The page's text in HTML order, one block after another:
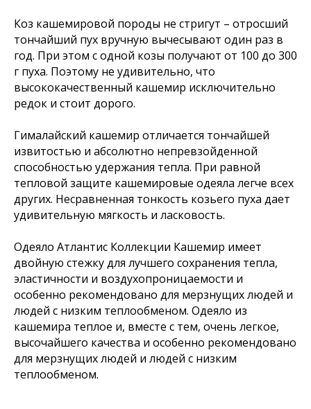
Коз кашемировой породы не стригут – отросший
тончайший пух вручную вычесывают один раз в
год. При этом с одной козы получают от 100 до 300
г пуха. Поэтому не удивительно, что
высококачественный кашемир исключительно
редок и стоит дорого.
Гималайский кашемир отличается тончайшей
извитостью и абсолютно непревзойденной
способностью удержания тепла. При равной
тепловой защите кашемировые одеяла легче всех
других. Несравненная тонкость козьего пуха дает
удивительную мягкость и ласковость.
Одеяло Атлантис Коллекции Кашемир имеет
двойную стежку для лучшего сохранения тепла,
эластичности и воздухопроницаемости и
особенно рекомендовано для мерзнущих людей и
людей с низким теплообменом. Одеяло из
кашемира теплое и, вместе с тем, очень легкое,
высочайшего качества и особенно рекомендовано
для мерзнущих людей и людей с низким
теплообменом.